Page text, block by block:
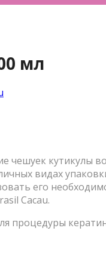
мл
чешуек кутикулы
видах
его
Cacau.
процедуры